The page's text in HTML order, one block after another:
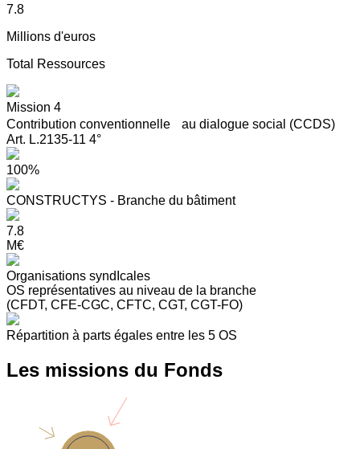
7.8
Millions d'euros
Total Ressources
Mission 4
Contribution conventionnelle au dialogue social (CCDS)
Art. L.2135-11 4°
100%
CONSTRUCTYS - Branche du bâtiment
7.8
M€
Organisations syndIcales
OS représentatives au niveau de la branche
(CFDT, CFE-CGC, CFTC, CGT, CGT-FO)
Répartition à parts égales entre les 5 OS
Les missions du Fonds